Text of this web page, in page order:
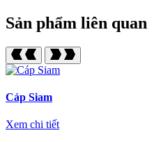
Sản phẩm liên quan
Cáp Siam
Xem chi tiết